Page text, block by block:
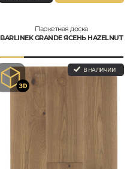
Паркетная доска
BARLINEK GRANDE ЯСЕНЬ HAZELNUT
В НАЛИЧИИ